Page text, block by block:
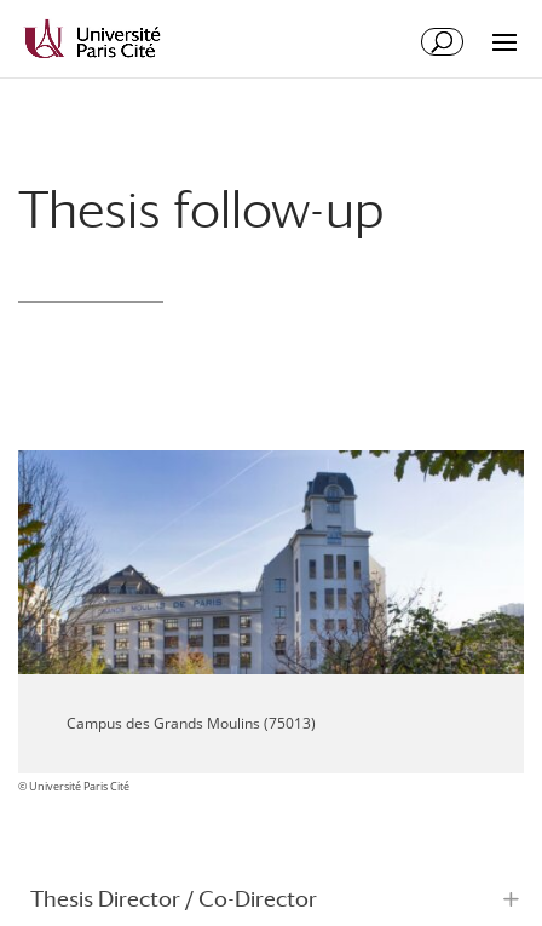
Content
navigation
Thesis follow-up
Campus des Grands Moulins (75013)
© Université Paris Cité
Thesis Director / Co-Director